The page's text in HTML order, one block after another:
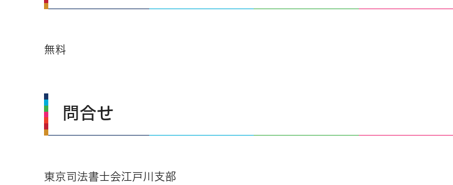
無料
問合せ
東京司法書士会江戸川支部